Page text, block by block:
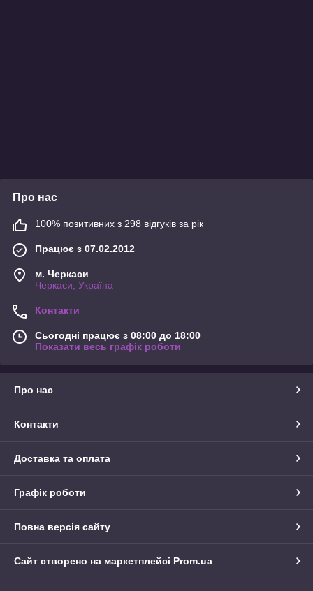
Про нас
100% позитивних з 298 відгуків за рік
Працює з 07.02.2012
м. Черкаси
Черкаси, Україна
Контакти
Сьогодні працює з 08:00 до 18:00
Показати весь графік роботи
Про нас
Контакти
Доставка та оплата
Графік роботи
Повна версія сайту
Сайт створено на маркетплейсі Prom.ua